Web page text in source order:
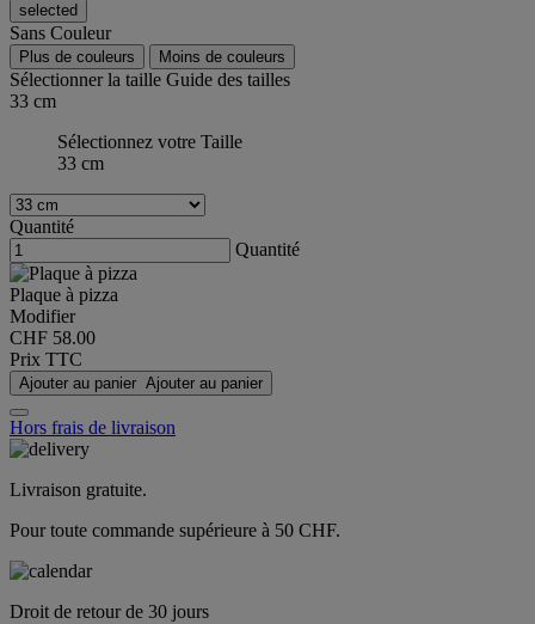
selected
Sans Couleur
Plus de couleurs Moins de couleurs
Sélectionner la taille Guide des tailles
33 cm
Sélectionnez votre Taille
33 cm
Quantité
Quantité
Plaque à pizza
Modifier
CHF 58.00
Prix TTC
Ajouter au panier Ajouter au panier
Hors frais de livraison
Livraison gratuite.
Pour toute commande supérieure à 50 CHF.
Droit de retour de 30 jours